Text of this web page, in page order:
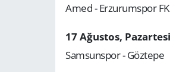
Amed - Erzurumspor FK
17 Ağustos, Pazartesi
Samsunspor - Göztepe